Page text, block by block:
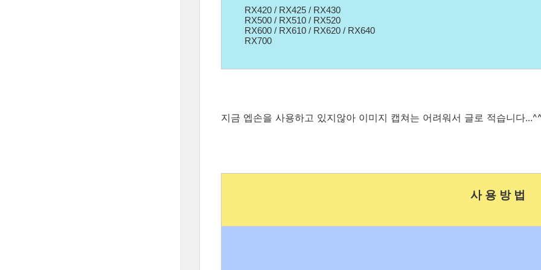
RX420 / RX425 / RX430
RX500 / RX510 / RX520
RX600 / RX610 / RX620 / RX640
RX700
지금 엡손을 사용하고 있지않아 이미지 캡쳐는 어려워서 글로 적습니다
사 용 방 법